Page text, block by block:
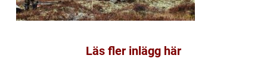
Läs fler inlägg här